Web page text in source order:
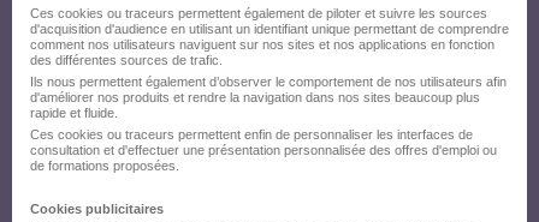
Ces cookies ou traceurs permettent également de piloter et suivre les sources
d'acquisition d'audience en utilisant un identifiant unique permettant de comprendre
comment nos utilisateurs naviguent sur nos sites et nos applications en fonction
des différentes sources de trafic.
Ils nous permettent également d’observer le comportement de nos utilisateurs afin
d'améliorer nos produits et rendre la navigation dans nos sites beaucoup plus
rapide et fluide.
Ces cookies ou traceurs permettent enfin de personnaliser les interfaces de
consultation et d'effectuer une présentation personnalisée des offres d'emploi ou
de formations proposées.
Cookies publicitaires